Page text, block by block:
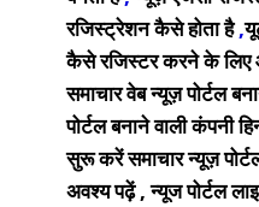
रजिस्ट्रेशन कैसे होता है,
कैसे रजिस्टर करने के लिए
समाचार वेब न्यूज़ पोर्टल
पोर्टल बनाने वाली कंपनी
सुरू करेंसमाचार न्यूज़
अवश्य पढ़ें , न्यूज पोर्टल